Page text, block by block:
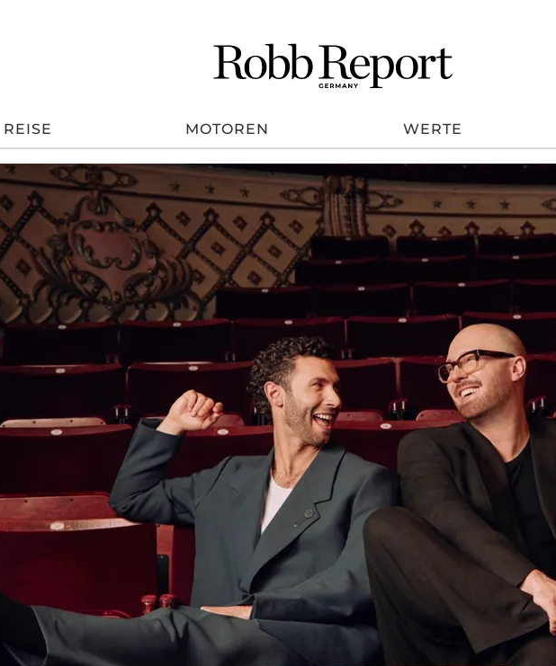
REISE MOTOREN WERTE